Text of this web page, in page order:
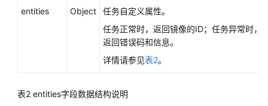
权
数
entities Object
任务自定义属性。
任务正常时，返回镜像的ID；任务异常时，
返回错误码和信息。
详情请参见表2。
表2 entities字段数据结构说明